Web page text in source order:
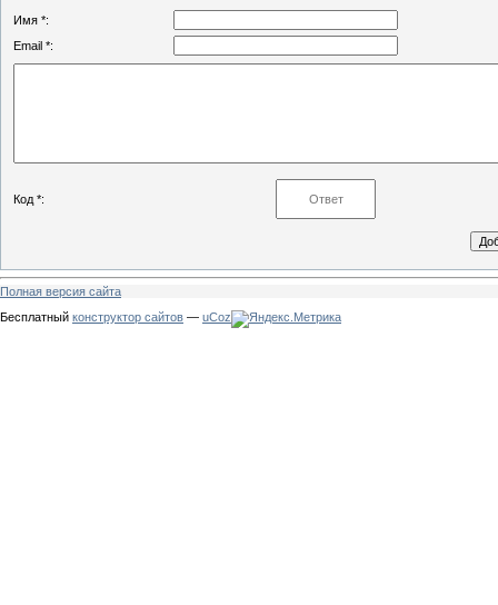
Имя *:
Email *:
Код *:
Полная версия сайта
Бесплатный конструктор сайтов — uCoz